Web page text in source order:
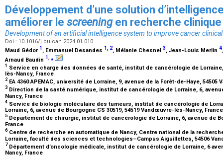
Développement d’une solution
améliorer le screeningen recherche
Development of an artificial intelligence system to improve cancer
Doi : 10.1016/j.bulcan.2024.01.010
Maud Gédor 1 , Emmanuel Desandes 1 2, Mélanie Chesnel 3, Jean-Louis Merlin 4
Arnaud Baudin 1 ⁎
1 Service en charge des données de santé, institut de cancérologie de
lès-Nancy, France
2 EA 4360 APEMAC, université de Lorraine, 9, avenue de la Forêt-de-Haye,
3 Direction de la santé numérique, institut de cancérologie de Lorraine, 6,
Nancy, France
4 Service de biologie moléculaire des tumeurs, institut de cancérologie de
Lorraine, 6, avenue de Bourgogne CS 30519, 54519 Vandœuvre-lès-Nancy,
5 Département de chirurgie, institut de cancérologie de Lorraine, 6, avenue de
France
6Centre de recherche en automatique de Nancy, Centre national de la
Lorraine, faculté des sciences et technologies–Campus Aiguillettes, 54506
7 Département d’oncologie médicale, institut de cancérologie de Lorraine, 6
Nancy, France